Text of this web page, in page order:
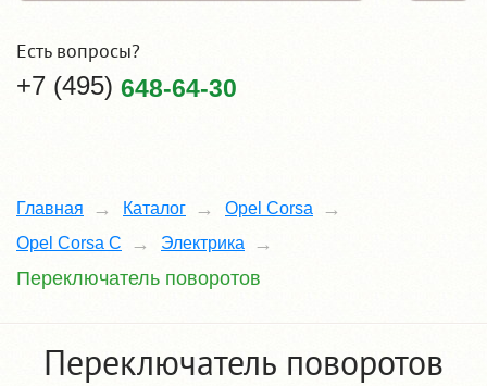
Есть вопросы?
+7 (495) 648-64-30
Главная Каталог
Opel Corsa
Opel Corsa C
Электрика
Переключатель поворотов
Переключатель поворотов